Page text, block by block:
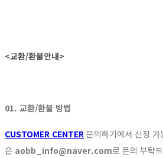
<교환/환불안내>
01. 교환/환불 방법
CUSTOMER CENTER 문의하기에서 신청
은 aobb_info@naver.com로 문의 부탁